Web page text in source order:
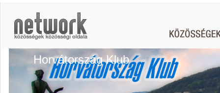
Horvátország Klub